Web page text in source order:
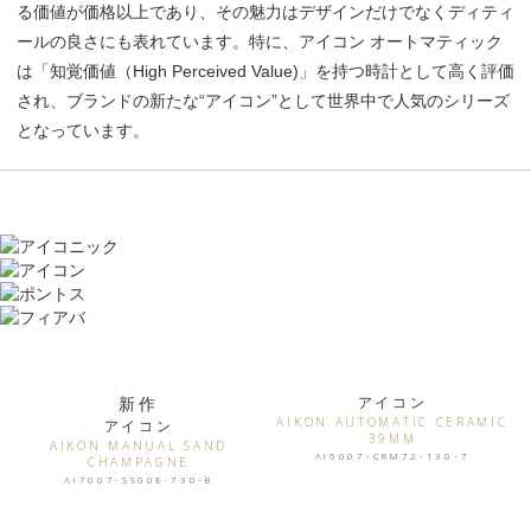
る価値が価格以上であり、その魅力はデザインだけでなくディティ
ールの良さにも表れています。特に、アイコン オートマティック
は「知覚価値（High Perceived Value)」を持つ時計として高く評価
され、ブランドの新たな“アイコン”として世界中で人気のシリーズ
となっています。
アイコニック
アイコン
ポントス
フィアバ
新作
アイコン
AIKON MANUAL SAND
CHAMPAGNE
AI7007-SS00E-730-B
アイコン
AIKON AUTOMATIC CERAMIC
39MM
AI6007-CRM72-130-7